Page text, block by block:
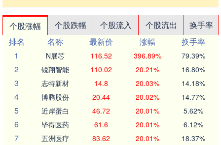
个股涨幅 个股跌幅 个股流入 个股流出
换手率
排名
名称 最新价 涨幅
换手率
1
N展芯 116.52 396.89% 79.39%
2 锐翔智能 110.02 20.21% 16.80%
3 志特新材 14.8 20.03% 14.18%
4 博腾股份 20.44 20.02% 14.77%
5 近岸蛋白 46.72 20.01% 5.62%
6 毕得医药 61.6 20.01% 6.12%
7 五洲医疗 83.62 20.01% 18.37%